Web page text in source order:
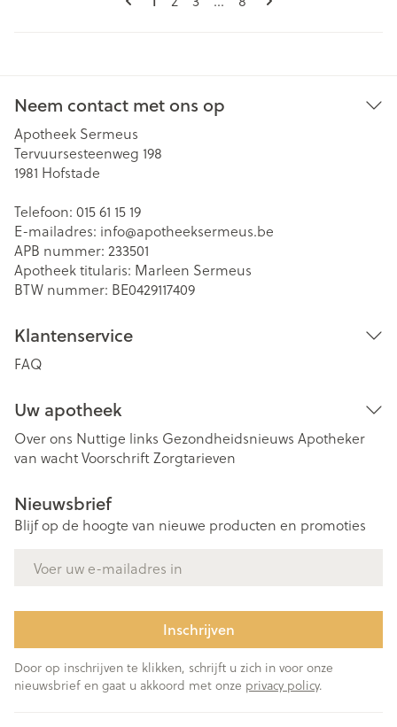
Neem contact met ons op
Apotheek Sermeus
Tervuursesteenweg 198
1981 Hofstade
Telefoon: 015 61 15 19
E-mailadres: info@apotheeksermeus.be
APB nummer: 233501
Apotheek titularis: Marleen Sermeus
BTW nummer: BE0429117409
Klantenservice
FAQ
Uw apotheek
Over ons Nuttige links Gezondheidsnieuws Apotheker
van wachtVoorschriftZorgtarieven
Nieuwsbrief
Blijf op de hoogte van nieuwe producten en promoties
Inschrijven
Door op inschrijven te klikken, schrijft u zich in voor onze
nieuwsbrief en gaat u akkoord met onze privacy policy.